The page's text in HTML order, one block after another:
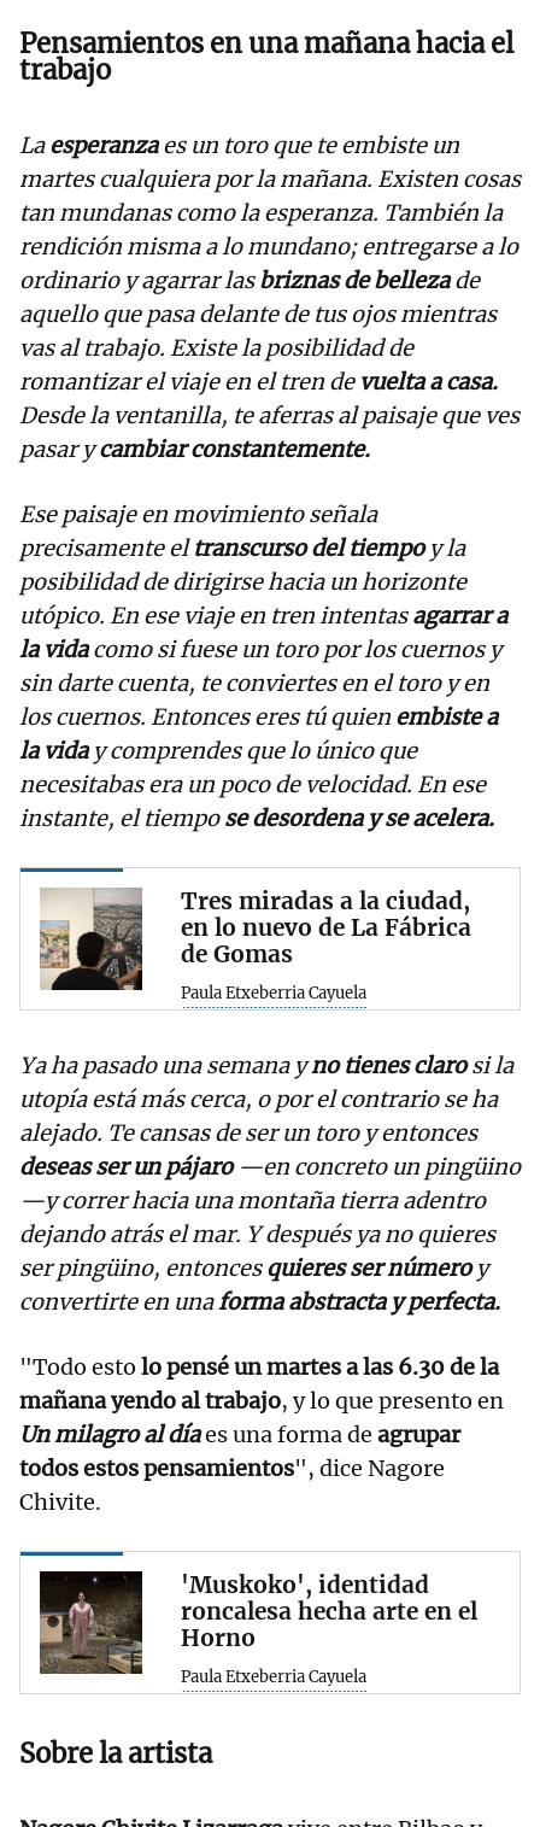
Pensamientos en una mañana hacia el
trabajo
Laesperanzaes un toro que te embiste un
martes cualquiera por la mañana. Existen cosas
tan mundanas como la esperanza. También la
rendición misma a lo mundano; entregarse a lo
ordinario y agarrar lasbriznas de bellezade
aquello que pasa delante de tus ojos mientras
vas al trabajo. Existe la posibilidad de
romantizar el viaje en el tren de vuelta a casa.
Desde la ventanilla, te aferras al paisaje que ves
pasar ycambiar constantemente.
Ese paisaje en movimiento señala
precisamente eltranscurso del tiempoy la
posibilidad de dirigirse hacia un horizonte
utópico. En ese viaje en tren intentasagarrar a
la vidacomo si fuese un toro por los cuernos y
sin darte cuenta, te conviertes en el toro y en
los cuernos. Entonces eres tú quien embiste a
la viday comprendes que lo único que
necesitabas era un poco de velocidad. En ese
instante, el tiempose desordena y se acelera.
Tres miradas a la ciudad,
en lo nuevo de La Fábrica
de Gomas
Paula Etxeberria Cayuela
Ya ha pasado una semana yno tienes clarosi la
utopía está más cerca, o por el contrario se ha
alejado. Te cansas de ser un toro y entonces
deseas ser un pájaro—en concreto un pingüino
—y correr hacia una montaña tierra adentro
dejando atrás el mar. Y después ya no quieres
ser pingüino, entoncesquieres ser númeroy
convertirte en unaforma abstracta y perfecta.
"Todo esto lo pensé un martes a las 6.30 de la
mañana yendo al trabajo, y lo que presento en
Un milagro al díaes una forma de agrupar
todos estos pensamientos", dice Nagore
Chivite.
'Muskoko', identidad
roncalesa hecha arte en el
Horno
Paula Etxeberria Cayuela
Sobre la artista